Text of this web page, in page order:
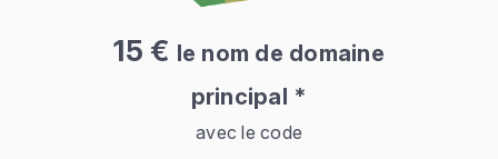
15 € le nom de domaine
principal *
avec le code